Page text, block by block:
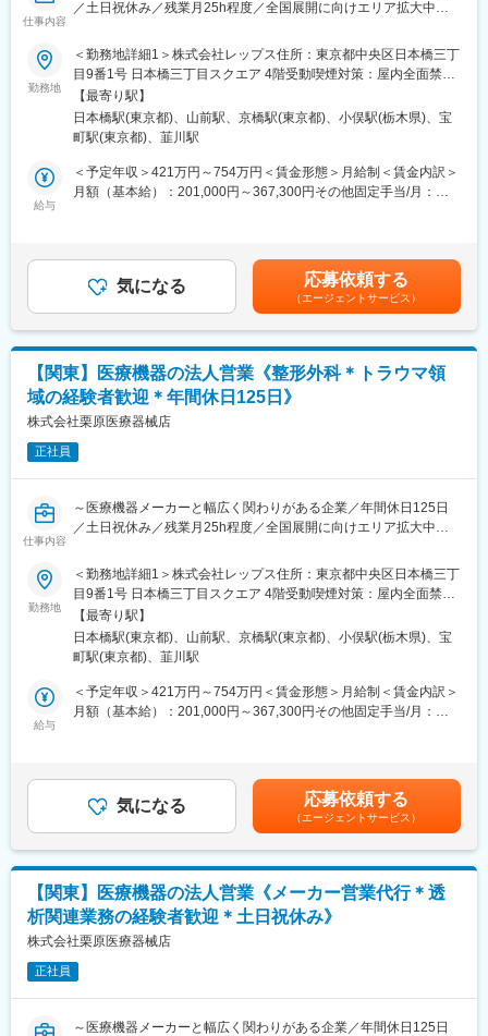
入社後はOJTを通じて、先輩社員が丁寧に業務の流れをお教えし
理業務に従事していただきます。わからないことがあれば、いつ
でも先輩社員に相談できる環境が整っていますので、安心して成
長できます。
■当社・当求人の魅力：
う」という使命を持ち、「関わる全ての人に感謝を届ける」こと
を理念に掲げています。
変更の範囲：会社の定める業務
仕事内容
／土日祝休み／残業月25h程度／全国展開に向けエリア拡大中～
トップクラスの売上を誇る、創業70年以上の医療機器商社の子会
社として新たに設立された、医療メーカー向けの営業支援専門企
業となります。※
■はじめに：
脊椎（スパイン）領域製品を扱う医療機器メーカーの営業担当と
して、メーカーの代わりに病院やディーラーに対する営業活動を
行っていただきます。
ーアップや新規施設への提案活動を行い、製品の普及と売上拡大
に貢献していただきます。
等）の営業活動、医師
・看護師、臨床工学技士との連携による製品導入支援、手術立ち
会い、製品説明、トレーニングの実施
・病院、クリニックへの直接営業（新規・既存）
・ディーラーとの協業による販売促進・市場情報の収集、販売戦
略の提案
■仕事の特徴：
・担当エリア、顧客に対し一人で裁量を持って動ける自走型の営
業スタイル
ばすスタンス
■組織構成：
配属先は、全18名（男性15名、女性3名）が在籍しております。
・当社は関東でトップクラスのシェアを持つ総合医療商社です。
扱っていない製品がないほどのラインナップで、「栗原に頼めば
業」、特定分野のスペシャリストとして専門知識を生かして製品
についての提案を行う「専門営業」、在宅患者向けの福祉用具等
を扱う「ライフケア営業」の3つに営業部隊を分けることによって
的確に顧客のニーズに対応することができます。
・東証プライム上場のメディアスホールディングスのグループ会
社です。業績は年々増収増益で、設立60年を超えてもなお成長し
続ける企業です。
勤務地
＜勤務地詳細1＞株式会社レップス住所：東京都中央区日本橋三丁
目9番1号 日本橋三丁目スクエア 4階受動喫煙対策：屋内全面禁煙
＜勤務地詳細2＞関東エリア住所：東京都／神奈川県／埼玉県／茨
城県／栃木県／群馬県 受動喫煙対策：屋内全面禁煙＜勤務地詳細
3＞株式会社栗原医療器械店住所：群馬県太田市清原町4-6 勤務地
【最寄り駅】
日本橋駅(東京都)、山前駅、京橋駅(東京都)、小俣駅(栃木県)、宝
町駅(東京都)、韮川駅
給与
＜予定年収＞421万円～754万円＜賃金形態＞月給制＜賃金内訳＞
月額（基本給）：201,000円～367,300円その他固定手当/月：
業手当＞有＜給与補足＞※給与はご経験をもとに決定。■昇給：年
1回（9月）■賞与：年2回（6月、12月）給与例：医療業界経験５
年、総合職の場合年収：491万円うち月給：311,600円（内訳：基
本給234,600円、営業手当52,000円、総合職手当15,000円、地域
手当10,000円）賃金はあくまでも目安の金額であり、選考を通じ
て上下する可能性があります。月給(月額)は固定手当を含めた表記
です。
気になる 応募依頼する
（エージェントサービス）
【関東】医療機器の法人営業《整形外科＊トラウマ領
域の経験者歓迎＊年間休日125日》
株式会社栗原医療器械店
正社員
仕事内容
～医療機器メーカーと幅広く関わりがある企業／年間休日125日
／土日祝休み／残業月25h程度／全国展開に向けエリア拡大中～
トップクラスの売上を誇る、創業70年以上の医療機器商社の子会
社として新たに設立された、医療メーカー向けの営業支援専門企
業となります。※
■はじめに：
トラウマ領域製品を扱う医療機器メーカーの営業担当として、メ
ーカーの代わりに病院やディーラーに対する営業活動を行ってい
ただきます。具体的には、骨折治療に関連する製品（プレート、
スクリュー、外固定器など）の提案・導入支援、医師や臨床スタ
ます。
・医師・看護師・臨床工学技士との連携による製品導入支援
・手術立ち会い、製品説明、トレーニングの実施・病院
・クリニックへの直接営業（新規・既存）
・ディーラーとの協業による販売促進、市場情報の収集、販売戦
略の提案
・学会やセミナーでの情報収集、製品PR活動
■組織構成：
勤務地
＜勤務地詳細1＞株式会社レップス住所：東京都中央区日本橋三丁
目9番1号 日本橋三丁目スクエア 4階受動喫煙対策：屋内全面禁煙
＜勤務地詳細2＞関東エリア住所：東京都／神奈川県／埼玉県／茨
城県／栃木県／群馬県 受動喫煙対策：屋内全面禁煙＜勤務地詳細
3＞株式会社栗原医療器械店住所：群馬県太田市清原町4-6 勤務地
【最寄り駅】
日本橋駅(東京都)、山前駅、京橋駅(東京都)、小俣駅(栃木県)、宝
町駅(東京都)、韮川駅
給与
＜予定年収＞421万円～754万円＜賃金形態＞月給制＜賃金内訳＞
月額（基本給）：201,000円～367,300円その他固定手当/月：
業手当＞有＜給与補足＞※給与はご経験をもとに決定。■昇給：年
1回（9月）■賞与：年2回（6月、12月）給与例：医療業界経験５
年、総合職の場合年収：491万円うち月給：311,600円（内訳：基
本給234,600円、営業手当52,000円、総合職手当15,000円、地域
手当10,000円）賃金はあくまでも目安の金額であり、選考を通じ
て上下する可能性があります。月給(月額)は固定手当を含めた表記
です。
気になる 応募依頼する
（エージェントサービス）
【関東】医療機器の法人営業《メーカー営業代行＊透
析関連業務の経験者歓迎＊土日祝休み》
株式会社栗原医療器械店
正社員
～医療機器メーカーと幅広く関わりがある企業／年間休日125日